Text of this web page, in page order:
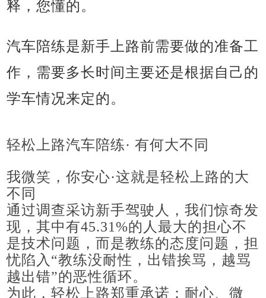
释，您懂的。
汽车陪练是新手上路前需要做的准备工
作，需要多长时间主要还是根据自己的
学车情况来定的。
轻松上路汽车陪练· 有何大不同
我微笑，你安心·这就是轻松上路的大
不同
通过调查采访新手驾驶人，我们惊奇发
现，其中有45.31%的人最大的担心不
是技术问题，而是教练的态度问题，担
忧陷入“教练没耐性，出错挨骂，越骂
越出错”的恶性循环。
为此，轻松上路郑重承诺：耐心、微